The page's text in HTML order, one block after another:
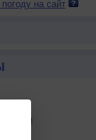
на сайт